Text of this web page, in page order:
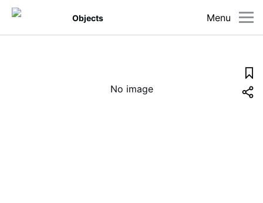
Menu
Objects
No image